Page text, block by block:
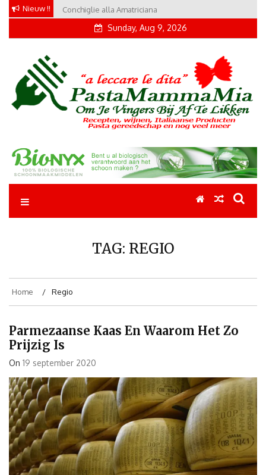
Skip
Nieuw !! Conchiglie alla Amatriciana
Sunday, Aug 9, 2026
Pastamammamia
Pastarecepten om je vingers bij af te likken
TAG: REGIO
Home Regio
Parmezaanse Kaas En Waarom Het Zo
Prijzig Is
On 19 september 2020